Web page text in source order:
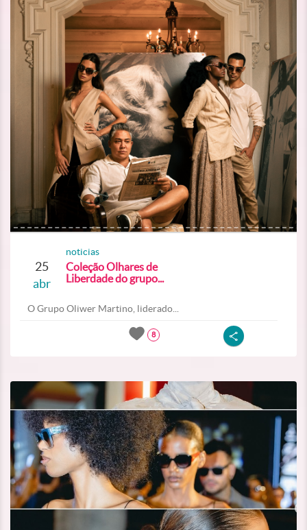
25
abr
noticias
Coleção Olhares de
Liberdade do grupo...
O Grupo Oliwer Martino, liderado...
8